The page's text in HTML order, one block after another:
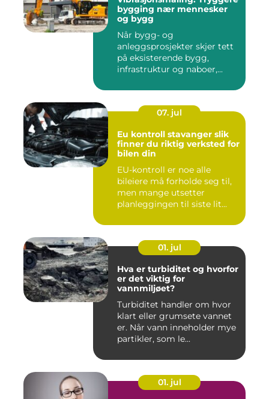
bygging nær mennesker
og bygg
Når bygg- og
anleggsprosjekter skjer tett
på eksisterende bygg,
infrastruktur og naboer,...
07. jul
Eu kontroll stavanger slik
finner du riktig verksted for
bilen din
EU-kontroll er noe alle
bileiere må forholde seg til,
men mange utsetter
planleggingen til siste lit...
01. jul
Hva er turbiditet og hvorfor
er det viktig for
vannmiljøet?
Turbiditet handler om hvor
klart eller grumsete vannet
er. Når vann inneholder mye
partikler, som le...
01. jul